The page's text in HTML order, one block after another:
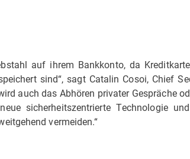
auf ihrem Bankkonto, da
sind“, sagt Catalin Cosoi, Chief
auch das Abhören privater Gespräche
sicherheitszentrierte Technologie
vermeiden.“